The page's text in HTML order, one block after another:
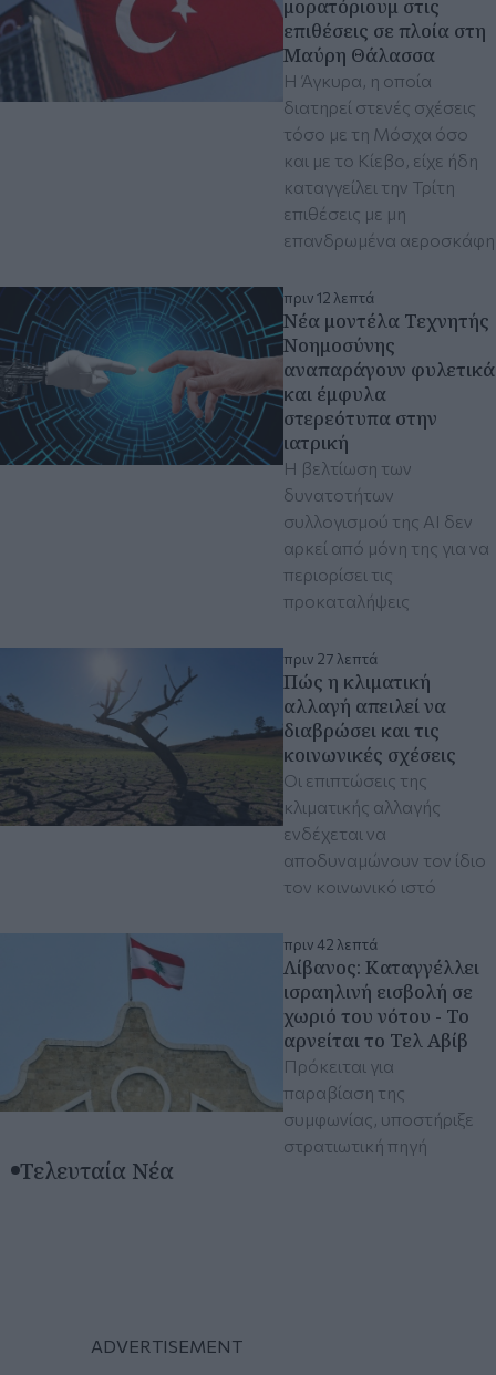
μορατόριουμ στις
επιθέσεις σε πλοία στη
Μαύρη Θάλασσα
Η Άγκυρα, η οποία
διατηρεί στενές σχέσεις
τόσο με τη Μόσχα όσο
και με το Κίεβο, είχε ήδη
καταγγείλει την Τρίτη
επιθέσεις με μη
επανδρωμένα αεροσκάφη
πριν 12 λεπτά
Νέα μοντέλα Τεχνητής
Νοημοσύνης
αναπαράγουν φυλετικά
και έμφυλα
στερεότυπα στην
ιατρική
Η βελτίωση των
δυνατοτήτων
συλλογισμού της ΑΙ δεν
αρκεί από μόνη της για να
περιορίσει τις
προκαταλήψεις
πριν 27 λεπτά
Πώς η κλιματική
αλλαγή απειλεί να
διαβρώσει και τις
κοινωνικές σχέσεις
Οι επιπτώσεις της
κλιματικής αλλαγής
ενδέχεται να
αποδυναμώνουν τον ίδιο
τον κοινωνικό ιστό
πριν 42 λεπτά
Λίβανος: Καταγγέλλει
ισραηλινή εισβολή σε
χωριό του νότου - Το
αρνείται το Τελ Αβίβ
Πρόκειται για
παραβίαση της
συμφωνίας, υποστήριξε
στρατιωτική πηγή
Τελευταία Νέα